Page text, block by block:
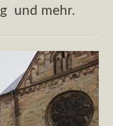
und mehr.